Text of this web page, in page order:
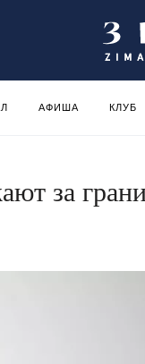
АФИША КЛУБ
за